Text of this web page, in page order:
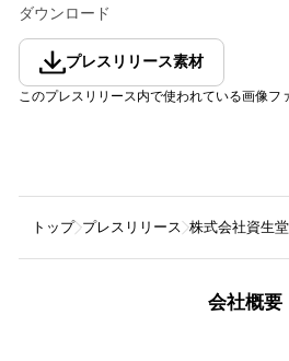
ダウンロード
プレスリリース素材
このプレスリリース内で使われている画像
トップ プレスリリース 株式会社資生堂
会社概要